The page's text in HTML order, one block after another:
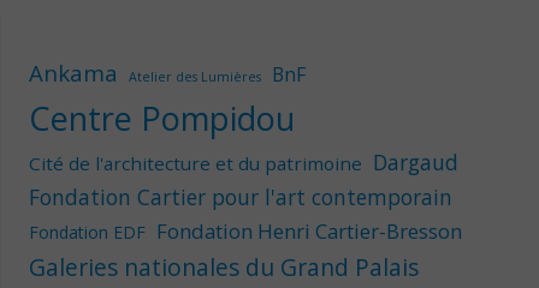
Ankama Atelier des Lumières BnF
Centre Pompidou
Cité de l'architecture et du patrimoine Dargaud
Fondation Cartier pour l'art contemporain
Fondation EDF Fondation Henri Cartier-Bresson
Galeries nationales du Grand Palais